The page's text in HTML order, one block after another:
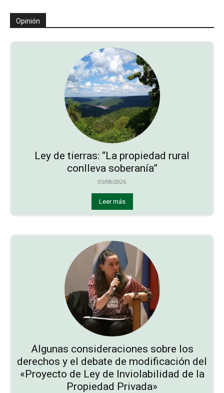
Opinión
Ley de tierras: “La propiedad rural
conlleva soberanía”
05/08/2026
Leer más
Algunas consideraciones sobre los
derechos y el debate de modificación del
«Proyecto de Ley de Inviolabilidad de la
Propiedad Privada»